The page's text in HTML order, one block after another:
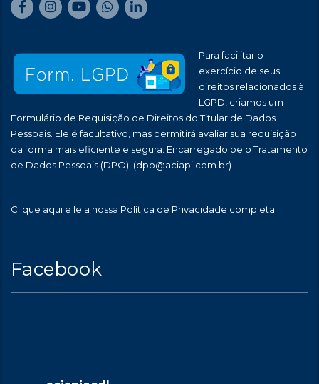
Para facilitar o
exercício de seus
direitos relacionados à
LGPD, criamos um
Formulário de Requisição de Direitos do Titular de Dados
Pessoais. Ele é facultativo, mas permitirá avaliar sua requisição
da forma mais eficiente e segura: Encarregado pelo Tratamento
de Dados Pessoais (DPO): (dpo@aciapi.com.br)
Clique aqui e leia nossa Política de Privacidade completa.
Facebook